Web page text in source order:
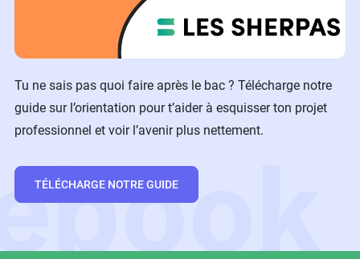
Tu ne sais pas quoi faire après le bac ? Télécharge notre
guide sur l’orientation pour t’aider à esquisser ton projet
professionnel et voir l’avenir plus nettement.
TÉLÉCHARGE NOTRE GUIDE